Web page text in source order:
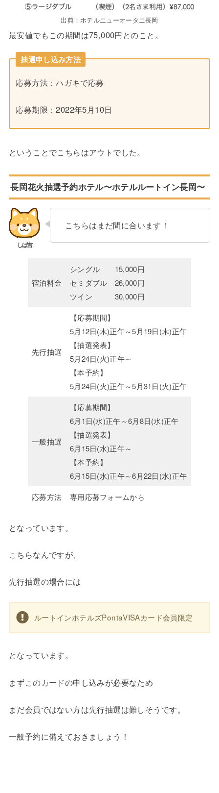
出典：ホテルニューオータニ長岡
最安値でもこの期間は75,000円とのこと。
抽選申し込み方法
応募方法：ハガキで応募
応募期限：2022年5月10日
ということでこちらはアウトでした。
長岡花火抽選予約ホテル〜ホテルルートイン長岡〜
こちらはまだ間に合います！
宿泊料金
シングル 15,000円
セミダブル 26,000円
ツイン 30,000円
先行抽選
【応募期間】
5月12日(木)正午～5月19日(木)正午
【抽選発表】
5月24日(火)正午～
【本予約】
5月24日(火)正午～5月31日(火)正午
一般抽選
【応募期間】
6月1日(水)正午～6月8日(水)正午
【抽選発表】
6月15日(水)正午～
【本予約】
6月15日(水)正午～6月22日(水)正午
応募方法 専用応募フォームから
となっています。
こちらなんですが、
先行抽選の場合には
ルートインホテルズPontaVISAカード会員限定
となっています。
まずこのカードの申し込みが必要なため
まだ会員ではない方は先行抽選は難しそうです。
一般予約に備えておきましょう！